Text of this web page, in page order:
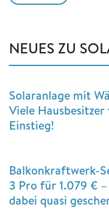
NEUES ZU
Solaranlage mit
Viele
Einstieg!
Balkonkraftwerk-
3 Pro für 1.079 €
dabei quasi